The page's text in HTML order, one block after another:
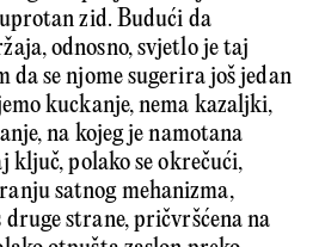
zid. Budući da
odnosno, svjetlo je taj
da se njome sugerira još jedan
kuckanje, nema kazaljki,
na kojeg je namotana
ključ, polako se okrečući,
satnog mehanizma,
druge strane, pričvršćena na